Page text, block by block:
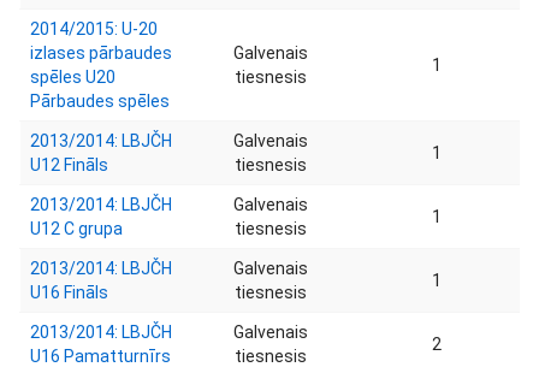
2014/2015: U-20
izlases pārbaudes
spēles U20
Pārbaudes spēles
Galvenais
tiesnesis
1
2013/2014: LBJČH
U12 Fināls
Galvenais
tiesnesis
1
2013/2014: LBJČH
U12 C grupa
Galvenais
tiesnesis
1
2013/2014: LBJČH
U16 Fināls
Galvenais
tiesnesis
1
2013/2014: LBJČH
U16 Pamatturnīrs
Galvenais
tiesnesis
2